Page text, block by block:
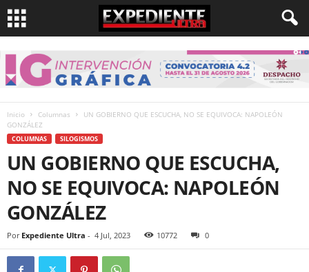
Inicio Columnas
UN GOBIERNO QUE ESCUCHA, NO SE EQUIVOCA: NAPOLEÓN
GONZÁLEZ
COLUMNAS SILOGISMOS
UN GOBIERNO QUE ESCUCHA,
NO SE EQUIVOCA: NAPOLEÓN
GONZÁLEZ
Por Expediente Ultra - 4 Jul, 2023 10772 0